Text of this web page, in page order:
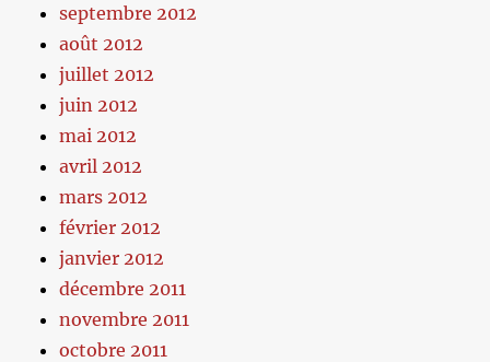
septembre 2012
août 2012
juillet 2012
juin 2012
mai 2012
avril 2012
mars 2012
février 2012
janvier 2012
décembre 2011
novembre 2011
octobre 2011